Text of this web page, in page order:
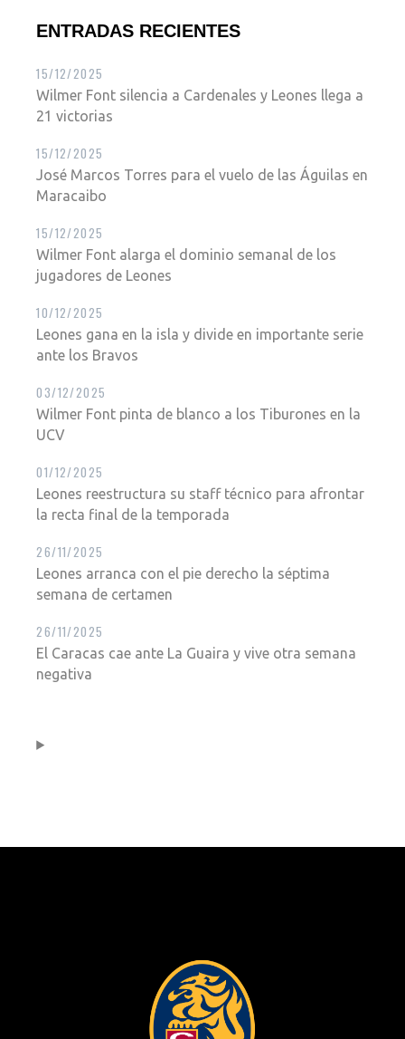
ENTRADAS RECIENTES
Wilmer Font silencia a Cardenales y Leones llega a
21 victorias
15/12/2025
José Marcos Torres para el vuelo de las Águilas en
Maracaibo
15/12/2025
Wilmer Font alarga el dominio semanal de los
jugadores de Leones
15/12/2025
Leones gana en la isla y divide en importante serie
ante los Bravos
10/12/2025
Wilmer Font pinta de blanco a los Tiburones en la
UCV
03/12/2025
Leones reestructura su staff técnico para afrontar
la recta final de la temporada
01/12/2025
Leones arranca con el pie derecho la séptima
semana de certamen
26/11/2025
El Caracas cae ante La Guaira y vive otra semana
negativa
26/11/2025